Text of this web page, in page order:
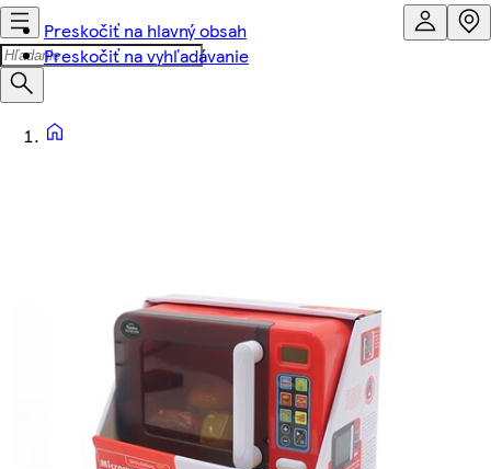
Preskočiť na hlavný obsah
Preskočiť na vyhľadávanie